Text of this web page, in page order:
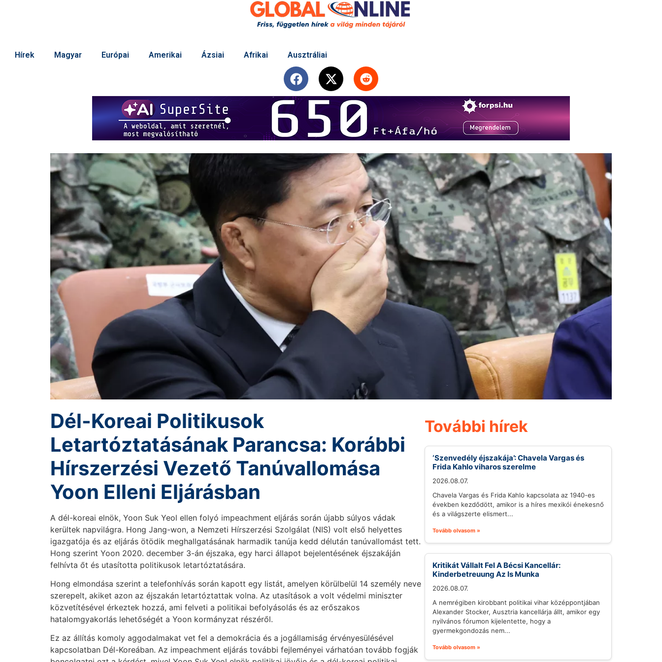
Hírek Magyar Európai Amerikai Ázsiai Afrikai Ausztráliai
Dél-Koreai Politikusok
Letartóztatásának Parancsa: Korábbi
Hírszerzési Vezető Tanúvallomása
Yoon Elleni Eljárásban
A dél-koreai elnök, Yoon Suk Yeol ellen folyó impeachment eljárás során újabb súlyos vádak
kerültek napvilágra. Hong Jang-won, a Nemzeti Hírszerzési Szolgálat (NIS) volt első helyettes
igazgatója és az eljárás ötödik meghallgatásának harmadik tanúja kedd délután tanúvallomást tett.
Hong szerint Yoon 2020. december 3-án éjszaka, egy harci állapot bejelentésének éjszakáján
felhívta őt és utasította politikusok letartóztatására.
Hong elmondása szerint a telefonhívás során kapott egy listát, amelyen körülbelül 14 személy neve
szerepelt, akiket azon az éjszakán letartóztattak volna. Az utasítások a volt védelmi miniszter
közvetítésével érkeztek hozzá, ami felveti a politikai befolyásolás és az erőszakos
hatalomgyakorlás lehetőségét a Yoon kormányzat részéről.
Ez az állítás komoly aggodalmakat vet fel a demokrácia és a jogállamiság érvényesülésével
kapcsolatban Dél-Koreában. Az impeachment eljárás további fejleményei várhatóan tovább fogják
További hírek
‘Szenvedély éjszakája’: Chavela Vargas és
Frida Kahlo viharos szerelme
2026.08.07.
Chavela Vargas és Frida Kahlo kapcsolata az 1940-es
években kezdődött, amikor is a híres mexikói énekesnő
és a világszerte elismert...
Tovább olvasom »
Kritikát Vállalt Fel A Bécsi Kancellár:
Kinderbetreuung Az Is Munka
2026.08.07.
A nemrégiben kirobbant politikai vihar középpontjában
Alexander Stocker, Ausztria kancellárja állt, amikor egy
nyilvános fórumon kijelentette, hogy a
gyermekgondozás nem...
Tovább olvasom »